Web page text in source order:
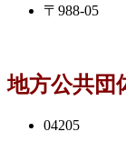
〒988-05
地方公共団
04205